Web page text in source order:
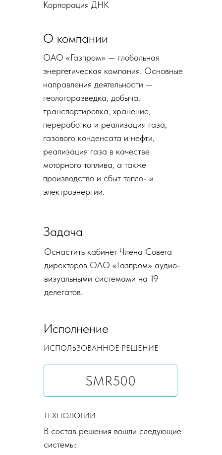
Исполнение
ИСПОЛЬЗОВАННОЕ РЕШЕНИЕ
ТЕХНОЛОГИИ
В состав решения вошли следующие
системы:
SMR500
Задача
Оснастить кабинет Члена Совета
директоров ОАО «Газпром» аудио-
визуальными системами на 19
делегатов.
О компании
ОАО «Газпром» — глобальная
энергетическая компания. Основные
направления деятельности —
геологоразведка, добыча,
транспортировка, хранение,
переработка и реализация газа,
газового конденсата и нефти,
реализация газа в качестве
моторного топлива, а также
производство и сбыт тепло- и
электроэнергии.
Корпорация ДНК